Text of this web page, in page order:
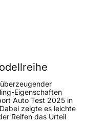
Eigenschaften
Auto Test 2025 in
zeigte es leichte
Reifen das Urteil